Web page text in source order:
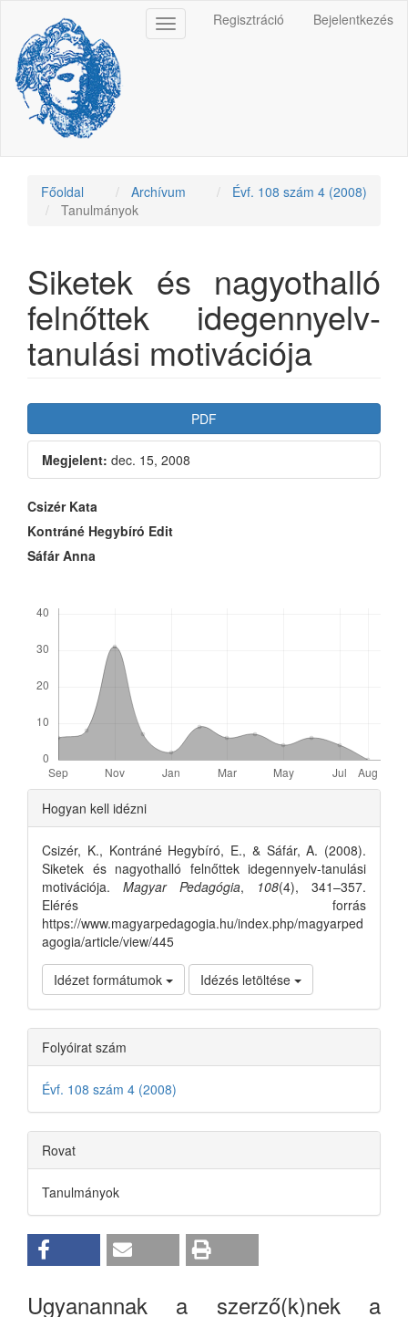
Navigation
Main
Content
Sidebar
Regisztráció Bejelentkezés
Toggle
navigation
Főoldal Archívum
Évf. 108 szám 4 (2008)
Tanulmányok
Siketek és nagyothalló
felnőttek idegennyelv-
tanulási motivációja
Article
Sidebar
PDF
Megjelent: dec. 15, 2008
Main
Article
Content
Csizér Kata
Kontráné Hegybíró Edit
Sáfár Anna
Article
Details
Hogyan kell idézni
Csizér, K., Kontráné Hegybíró, E., & Sáfár, A. (2008).
Siketek és nagyothalló felnőttek idegennyelv-tanulási
motivációja. Magyar Pedagógia, 108(4), 341–357.
Elérés forrás
https://www.magyarpedagogia.hu/index.php/magyarped
agogia/article/view/445
Idézet formátumok Idézés letöltése
Folyóirat szám
Évf. 108 szám 4 (2008)
Rovat
Tanulmányok
Ugyanannak a szerző(k)nek a